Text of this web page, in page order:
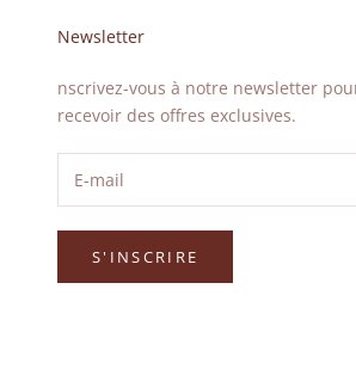
Newsletter
nscrivez-vous à notre newsletter
recevoir des offres exclusives.
S'INSCRIRE